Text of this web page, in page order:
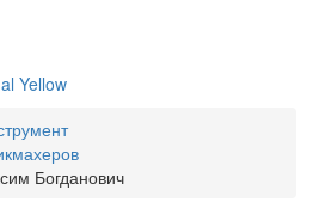
Yellow
Богданович